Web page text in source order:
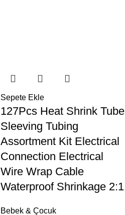
Sepete Ekle
127Pcs Heat Shrink Tube
Sleeving Tubing
Assortment Kit Electrical
Connection Electrical
Wire Wrap Cable
Waterproof Shrinkage 2:1
Bebek & Çocuk